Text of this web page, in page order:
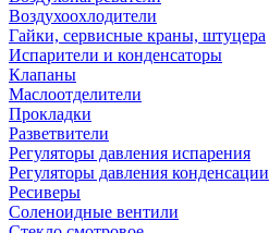
Воздухоохлодители
Гайки, сервисные краны, штуцера
Испарители и конденсаторы
Клапаны
Маслоотделители
Прокладки
Разветвители
Регуляторы давления испарения
Регуляторы давления конденсации
Ресиверы
Соленоидные вентили